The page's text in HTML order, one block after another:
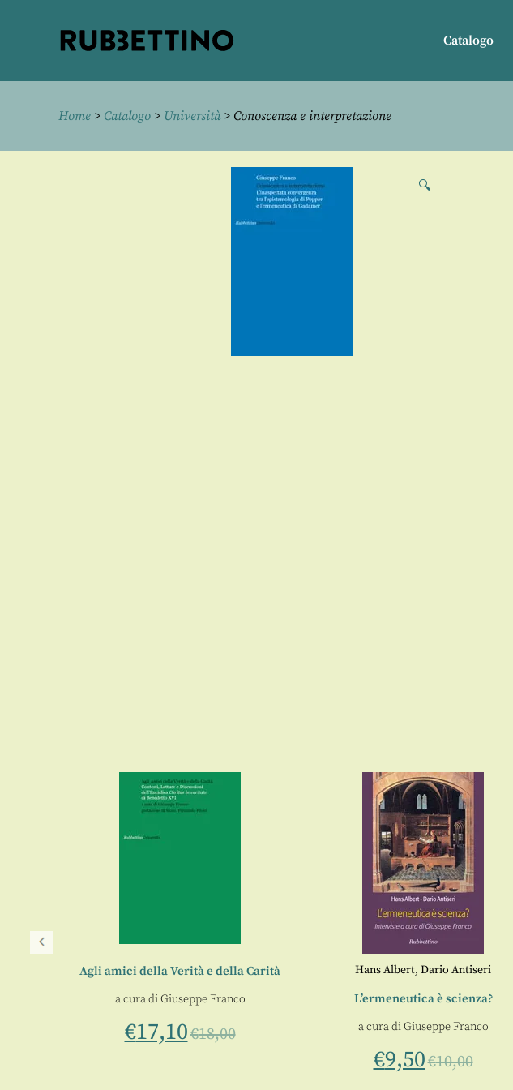
Catalogo
Home > Catalogo > Università> Conoscenza e interpretazione
🔍
Agli amici della Verità e della Carità
a cura diGiuseppe Franco
€17,10€18,00
Hans Albert, Dario Antiseri
L’ermeneutica è scienza?
a cura diGiuseppe Franco
€9,50€10,00